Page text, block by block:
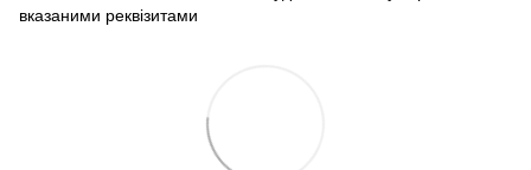
вказаними реквізитами